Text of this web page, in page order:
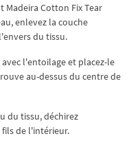
Cotton Fix Tear
enlevez la couche
du tissu.
avec l'entoilage et placez-le
au-dessus du centre de
du tissu, déchirez
de l'intérieur.